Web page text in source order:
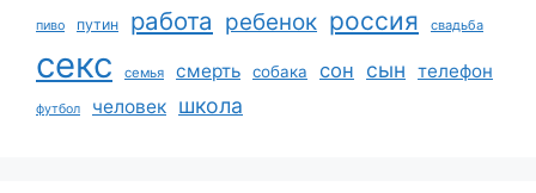
пиво путин работа ребенок россия свадьба
секс семья смерть собака сон сын телефон
футбол человек школа